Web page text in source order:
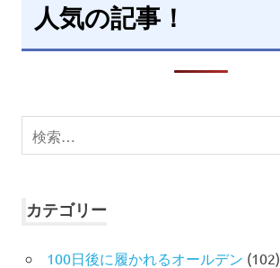
人気の記事！
検
索
カテゴリー
100日後に履かれるオールデン (102)